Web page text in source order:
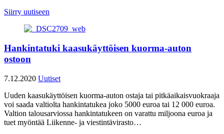
Siirry uutiseen
Hankintatuki kaasukäyttöisen kuorma-auton
ostoon
7.12.2020 Uutiset
Uuden kaasukäyttöisen kuorma-auton ostaja tai pitkäaikaisvuokraaja
voi saada valtiolta hankintatukea joko 5000 euroa tai 12 000 euroa.
Valtion talousarviossa hankintatukeen on varattu miljoona euroa ja
tuet myöntää Liikenne- ja viestintävirasto…